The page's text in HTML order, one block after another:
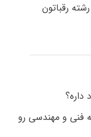
رقباتون
فنی و مهندسی رو